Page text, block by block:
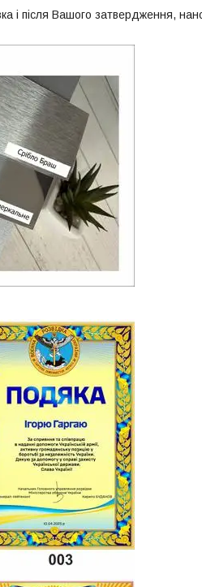
і після Вашого затвердження,